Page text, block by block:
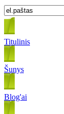
Titulinis
Šunys
Blog'ai